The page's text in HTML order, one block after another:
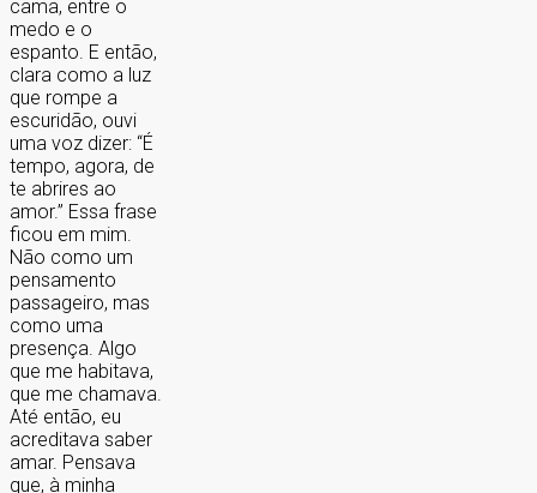
cama, entre o
medo e o
espanto. E então,
clara como a luz
que rompe a
escuridão, ouvi
uma voz dizer: “É
tempo, agora, de
te abrires ao
amor.” Essa frase
ficou em mim.
Não como um
pensamento
passageiro, mas
como uma
presença. Algo
que me habitava,
que me chamava.
Até então, eu
acreditava saber
amar. Pensava
que, à minha